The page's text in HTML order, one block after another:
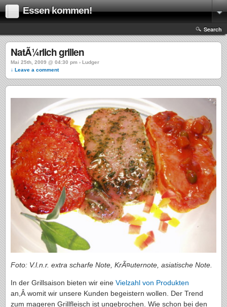
Essen kommen!
Search
NatÃ¼rlich grillen
Mai 25th, 2009 @ 04:30 pm › Ludger
↓ Leave a comment
Foto: V.l.n.r. extra scharfe Note, KrÃ¤uternote, asiatische Note.
In der Grillsaison bieten wir eine Vielzahl von Produkten
an,Â womit wir unsere Kunden begeistern wollen. Der Trend
zum mageren Grillfleisch ist ungebrochen. Wie schon bei den